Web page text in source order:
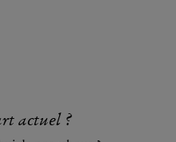
actuel ?